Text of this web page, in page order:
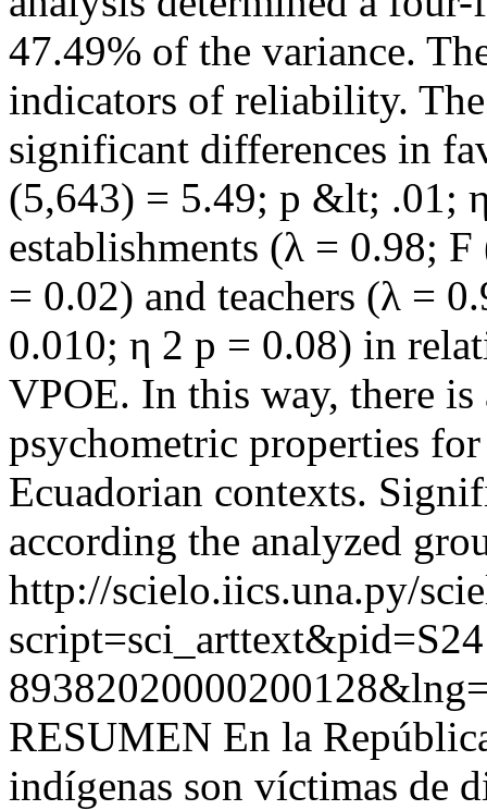
47.49% of the variance.
indicators of reliability.
significant differences in
(5,643) = 5.49; p &lt; .01;
establishments (λ = 0.98;
= 0.02) and teachers (λ =
0.010; η 2 p = 0.08) in
VPOE. In this way, there
psychometric properties
Ecuadorian contexts.
according the analyzed
http://scielo.iics.una.py/
RESUMEN En la
indígenas son víctimas de